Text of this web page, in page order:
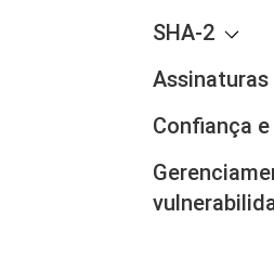
SHA-2
Assinaturas
Confiança e